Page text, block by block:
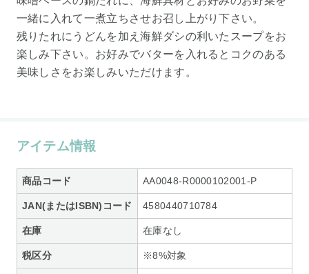
一緒に入れて一煮立ちさせお召し上がり下さい。
残りたれにうどんを加え海鮮ダシの利いたスープをお
楽しみ下さい。お好みでバターを入れるとコクのある
美味しさをお楽しみいただけます。
アイテム情報
商品コード AA0048-R0000102001-P
JAN(またはISBN)コード 4580440710784
在庫 在庫なし
税区分 ※8%対象